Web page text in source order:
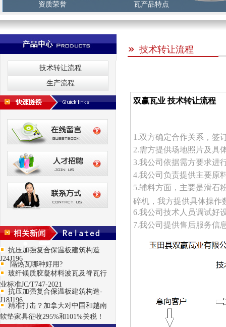
资质荣誉 瓦产品特点
技术转让流程
生产流程
抗压加强复合保温板建筑构造
J24J196
隔热瓦哪种好用?
玻纤镁质胶凝材料波瓦及脊瓦行
业标准JC/T747-2021
抗压加强复合保温板建筑构造-
J18J196
精准打击？加拿大对中国和越南
软垫家具征收295%和101%关税！
技术转让流程
双赢瓦业 技术转让流程
1.双方确定合作关系，签
2.需方提供场地照片及具
3.我公司依据需方要求进
4.我公司负责提供主要原
5.辅料方面，主要是滑石
碎机，我方提供具体操作
6.我公司技术人员调试好
7.我公司提供售后服务信